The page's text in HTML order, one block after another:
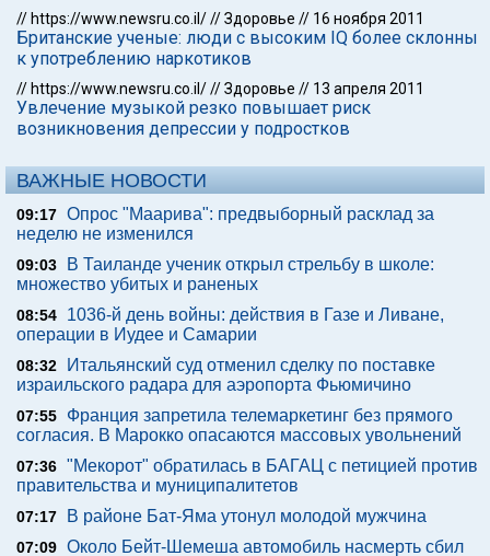
// https://www.newsru.co.il///Здоровье // 16 ноября 2011
Британские ученые: люди с высоким IQ более склонны
к употреблению наркотиков
// https://www.newsru.co.il///Здоровье // 13 апреля 2011
Увлечение музыкой резко повышает риск
возникновения депрессии у подростков
ВАЖНЫЕ НОВОСТИ
09:17 Опрос "Mаарива": предвыборный расклад за
неделю не изменился
09:03
В Таиланде ученик открыл стрельбу в школе:
множество убитых и раненых
08:54
1036-й день войны: действия в Газе и Ливане,
операции в Иудее и Самарии
08:32
Итальянский суд отменил сделку по поставке
израильского радара для аэропорта Фьюмичино
07:55
Франция запретила телемаркетинг без прямого
согласия. В Марокко опасаются массовых увольнений
07:36 "Мекорот" обратилась в БАГАЦ с петицией против
правительства и муниципалитетов
07:17 В районе Бат-Яма утонул молодой мужчина
07:09 Около Бейт-Шемеша автомобиль насмерть сбил